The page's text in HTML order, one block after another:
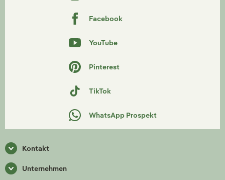
Facebook
YouTube
Pinterest
TikTok
WhatsApp Prospekt
Kontakt
Unternehmen